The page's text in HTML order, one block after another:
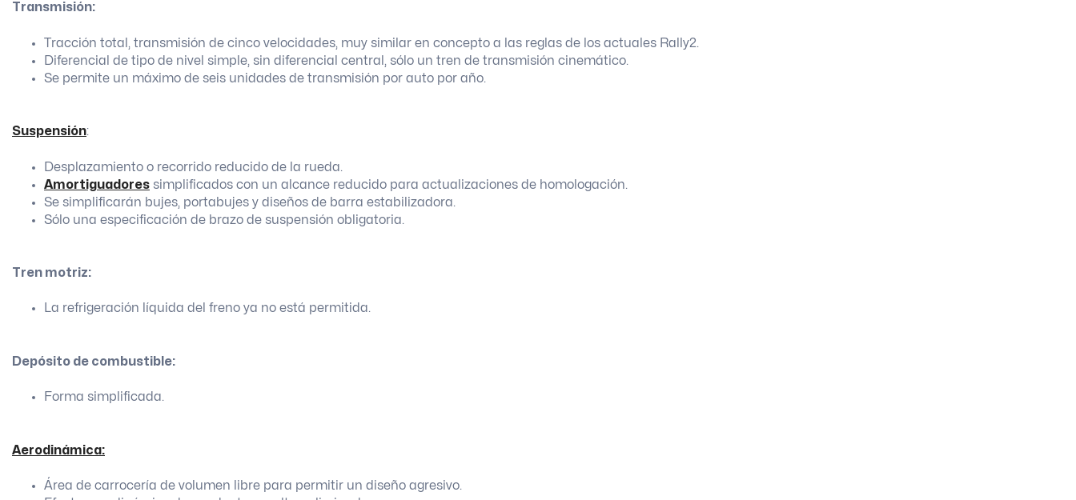
Transmisión:
Tracción total, transmisión de cinco velocidades, muy similar en concepto a las reglas de los actuales Rally2.
Diferencial de tipo de nivel simple, sin diferencial central, sólo un tren de transmisión cinemático.
Se permite un máximo de seis unidades de transmisión por auto por año.
Suspensión:
Desplazamiento o recorrido reducido de la rueda.
Amortiguadores simplificados con un alcance reducido para actualizaciones de homologación.
Se simplificarán bujes, portabujes y diseños de barra estabilizadora.
Sólo una especificación de brazo de suspensión obligatoria.
Tren motriz:
La refrigeración líquida del freno ya no está permitida.
Depósito de combustible:
Forma simplificada.
Aerodinámica:
Área de carrocería de volumen libre para permitir un diseño agresivo.